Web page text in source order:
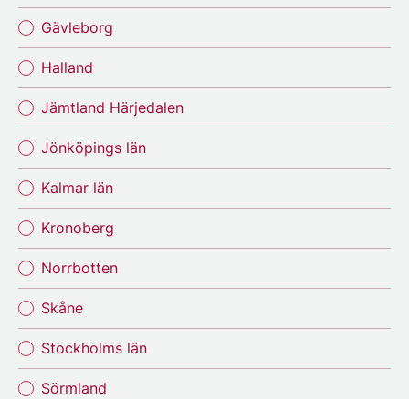
Gävleborg
Halland
Jämtland Härjedalen
Jönköpings län
Kalmar län
Kronoberg
Norrbotten
Skåne
Stockholms län
Sörmland